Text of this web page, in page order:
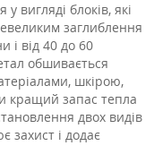
вигляді блоків, які
заглиблення
і від 40 до 60
обшивається
шкірою,
кращий запас тепла
двох видів
захист і додає